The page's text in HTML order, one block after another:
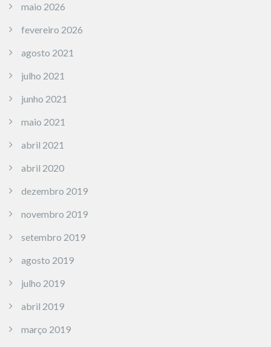
maio 2026
fevereiro 2026
agosto 2021
julho 2021
junho 2021
maio 2021
abril 2021
abril 2020
dezembro 2019
novembro 2019
setembro 2019
agosto 2019
julho 2019
abril 2019
março 2019